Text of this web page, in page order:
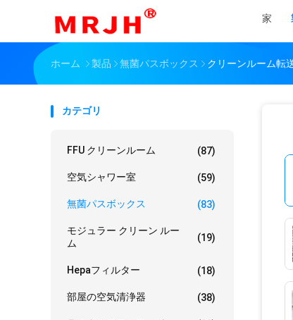
家
ホーム 製品 無菌パスボックス クリーンルーム転
カテゴリ
FFU クリーンルーム (87)
空気シャワー室 (59)
無菌パスボックス (83)
モジュラー クリーン ルー
ム
(19)
Hepaフィルター (18)
部屋の空気清浄器 (38)